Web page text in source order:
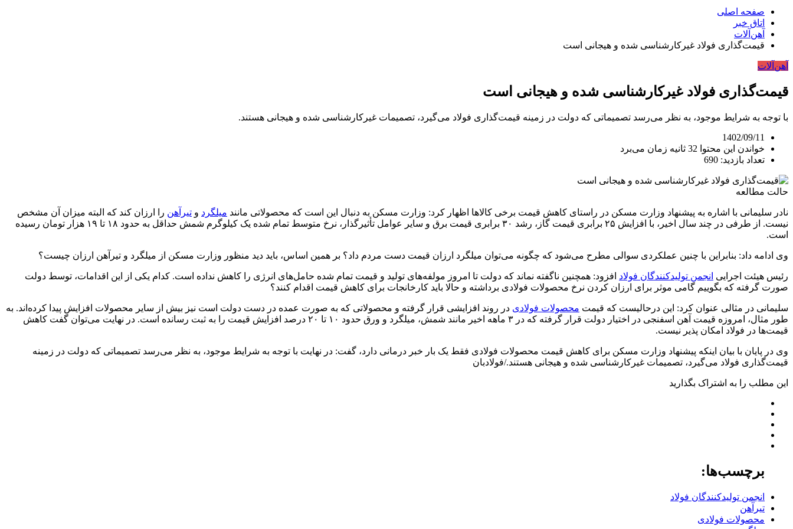
صفحه اصلی
اتاق خبر
آهن‌آلات
قیمت‌گذاری فولاد غیرکارشناسی شده و هیجانی است
آهن‌آلات
قیمت‌گذاری فولاد غیرکارشناسی شده و هیجانی است
با توجه به شرایط موجود، به نظر می‌رسد تصمیماتی که دولت در زمینه قیمت‌گذاری فولاد می‌گیرد، تصمیمات غیرکارشناسی شده و هیجانی هستند.
1402/09/11
خواندن این محتوا 32 ثانیه زمان می‌برد
تعداد بازدید: 690
حالت مطالعه
نادر سلیمانی با اشاره به پیشنهاد وزارت مسکن در راستای کاهش قیمت برخی کالاها اظهار کرد: وزارت مسکن به دنبال این است که محصولاتی مانند میلگرد و تیرآهن را ارزان کند که البته میزان آن مشخص
نیست. از طرفی در چند سال اخیر، با افزایش ۲۵ برابری قیمت گاز، رشد ۳۰ برابری قیمت برق و سایر عوامل تأثیرگذار، نرخ متوسط تمام شده یک کیلوگرم شمش حداقل به حدود ۱۸ تا ۱۹ هزار تومان رسیده
است.
وی ادامه داد: بنابراین با چنین عملکردی سوالی مطرح می‌شود که چگونه می‌توان میلگرد ارزان قیمت دست مردم داد؟ بر همین اساس، باید دید منظور وزارت مسکن از میلگرد و تیرآهن ارزان چیست؟
رئیس هیئت اجرایی انجمن تولیدکنندگان فولاد افزود: همچنین ناگفته نماند که دولت تا امروز مولفه‌های تولید و قیمت تمام شده حامل‌های انرژی را کاهش نداده است. کدام یکی از این اقدامات، توسط دولت
صورت گرفته که بگوییم گامی موثر برای ارزان کردن نرخ محصولات فولادی برداشته و حالا باید کارخانجات برای کاهش قیمت اقدام کنند؟
سلیمانی در مثالی عنوان کرد: این درحالیست که قیمت محصولات فولادی در روند افزایشی قرار گرفته و محصولاتی که به صورت عمده در دست دولت است نیز بیش از سایر محصولات افزایش پیدا کرده‌اند. به
طور مثال، امروزه قیمت آهن اسفنجی در اختیار دولت قرار گرفته که در ۳ ماهه اخیر مانند شمش، میلگرد و ورق حدود ۱۰ تا ۲۰ درصد افزایش قیمت را به ثبت رسانده است. در نهایت می‌توان گفت کاهش
قیمت‌ها در فولاد امکان پذیر نیست.
وی در پایان با بیان اینکه پیشنهاد وزارت مسکن برای کاهش قیمت محصولات فولادی فقط یک بار خبر درمانی دارد، گفت: در نهایت با توجه به شرایط موجود، به نظر می‌رسد تصمیماتی که دولت در زمینه
قیمت‌گذاری فولاد می‌گیرد، تصمیمات غیرکارشناسی شده و هیجانی هستند./فولادبان
این مطلب را به اشتراک بگذارید
برچسب‌ها:
انجمن تولیدکنندگان فولاد
تیرآهن
محصولات فولادی